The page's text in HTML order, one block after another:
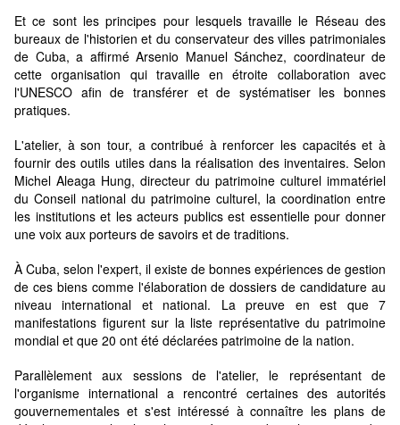
Et ce sont les principes pour lesquels travaille le Réseau des
bureaux de l'historien et du conservateur des villes patrimoniales
de Cuba, a affirmé Arsenio Manuel Sánchez, coordinateur de
cette organisation qui travaille en étroite collaboration avec
l'UNESCO afin de transférer et de systématiser les bonnes
pratiques.
L'atelier, à son tour, a contribué à renforcer les capacités et à
fournir des outils utiles dans la réalisation des inventaires. Selon
Michel Aleaga Hung, directeur du patrimoine culturel immatériel
du Conseil national du patrimoine culturel, la coordination entre
les institutions et les acteurs publics est essentielle pour donner
une voix aux porteurs de savoirs et de traditions.
À Cuba, selon l'expert, il existe de bonnes expériences de gestion
de ces biens comme l'élaboration de dossiers de candidature au
niveau international et national. La preuve en est que 7
manifestations figurent sur la liste représentative du patrimoine
mondial et que 20 ont été déclarées patrimoine de la nation.
Parallèlement aux sessions de l'atelier, le représentant de
l'organisme international a rencontré certaines des autorités
gouvernementales et s'est intéressé à connaître les plans de